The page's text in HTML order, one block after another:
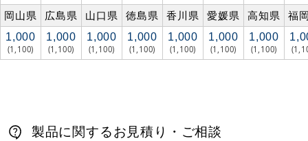
岡山県 広島県 山口県 徳島県 香川県 愛媛県 高知県 福
1,000
(1,100)
1,000
(1,100)
1,000
(1,100)
1,000
(1,100)
1,000
(1,100)
1,000
(1,100)
1,000
(1,100)
製品に関するお見積り・ご相談